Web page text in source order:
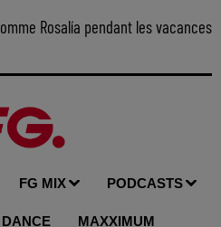
Rosalía pendant les vacances
FG MIX PODCASTS
MAXXIMUM